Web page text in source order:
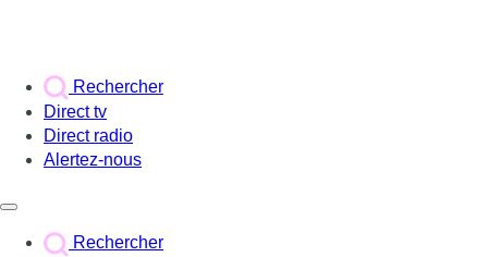
Rechercher
Direct tv
Direct radio
Alertez-nous
Rechercher